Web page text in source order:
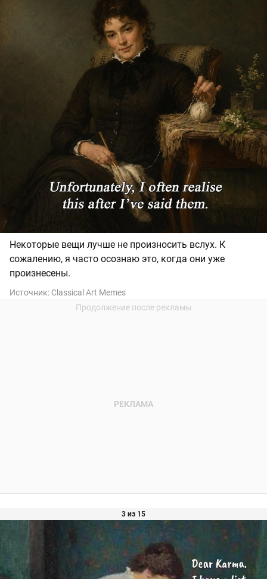
Некоторые вещи лучше не произносить вслух. К
сожалению, я часто осознаю это, когда они уже
произнесены.
Источник: Classical Art Memes
3 из 15